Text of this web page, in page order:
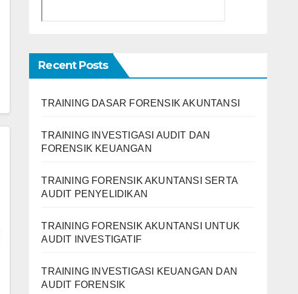
Recent Posts
TRAINING DASAR FORENSIK AKUNTANSI
TRAINING INVESTIGASI AUDIT DAN
FORENSIK KEUANGAN
TRAINING FORENSIK AKUNTANSI SERTA
AUDIT PENYELIDIKAN
TRAINING FORENSIK AKUNTANSI UNTUK
AUDIT INVESTIGATIF
TRAINING INVESTIGASI KEUANGAN DAN
AUDIT FORENSIK